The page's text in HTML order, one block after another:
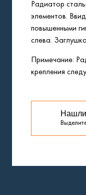
Радиатор
элементов.
повышенными
слева.
Примечание:
крепления
Нашли